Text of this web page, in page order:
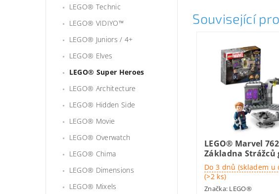
LEGO® Technic
LEGO® VIDIYO™
LEGO® Juniors / 4+
LEGO® Elves
LEGO® Super Heroes
LEGO® Architecture
LEGO® Hidden Side
LEGO® Movie
LEGO® Overwatch
LEGO® Chima
LEGO® Dimensions
LEGO® Mixels
Související
LEGO® Marvel
Základna Strážců
Do 3 dnů (skladem u
(>2 ks)
Značka: LEGO®